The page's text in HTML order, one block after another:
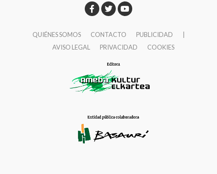
Martes, 18 de noviembre
Pipi Cardell“Nanga Parbat (8.125 m) – Vía
‘Nezabudka’”
Jueves, 20 de noviembre
Alex Txikon
QUIÉNES SOMOS CONTACTO PUBLICIDAD
AVISO LEGAL
PRIVACIDAD COOKIES